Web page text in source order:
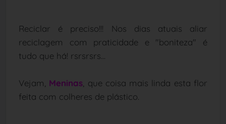
Reciclar é preciso!!! Nos dias atuais aliar
reciclagem com praticidade e "boniteza" é
tudo que há! rsrsrsrs...
Vejam, Meninas , que coisa mais linda esta flor
feita com colheres de plástico.